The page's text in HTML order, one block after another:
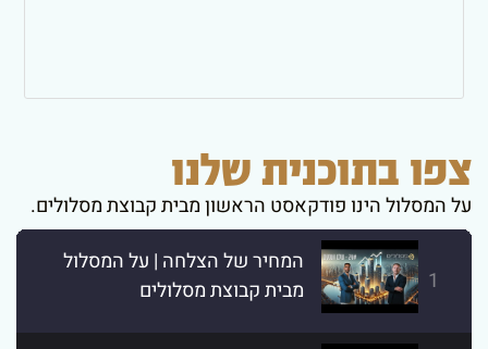
צפו בתוכנית שלנו
על המסלול הינו פודקאסט הראשון מבית קבוצת מסלולים.
1
המחיר של הצלחה | על המסלול
מבית קבוצת מסלולים